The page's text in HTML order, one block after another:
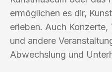
ermöglichen es dir,
erleben. Auch
und andere
Abwechslung und